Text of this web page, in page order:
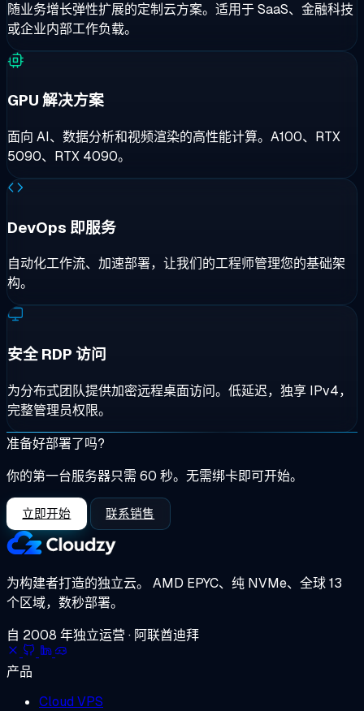
我们的 B2B 团队将在一个工作日内审核并回复。
您也可以直接发送邮件至
随业务增长弹性扩展的定制云方案。适用于 SaaS、金融科技
或企业内部工作负载。
GPU 解决方案
面向 AI、数据分析和视频渲染的高性能计算。A100、RTX
5090、RTX 4090。
DevOps 即服务
自动化工作流、加速部署，让我们的工程师管理您的基础架
构。
安全 RDP 访问
为分布式团队提供加密远程桌面访问。低延迟，独享 IPv4，
完整管理员权限。
准备好部署了吗?
你的第一台服务器只需 60 秒。无需绑卡即可开始。
立即开始 联系销售
为构建者打造的独立云。 AMD EPYC、纯 NVMe、全球 13
个区域，数秒部署。
自 2008 年独立运营 · 阿联酋迪拜
产品
Cloud VPS